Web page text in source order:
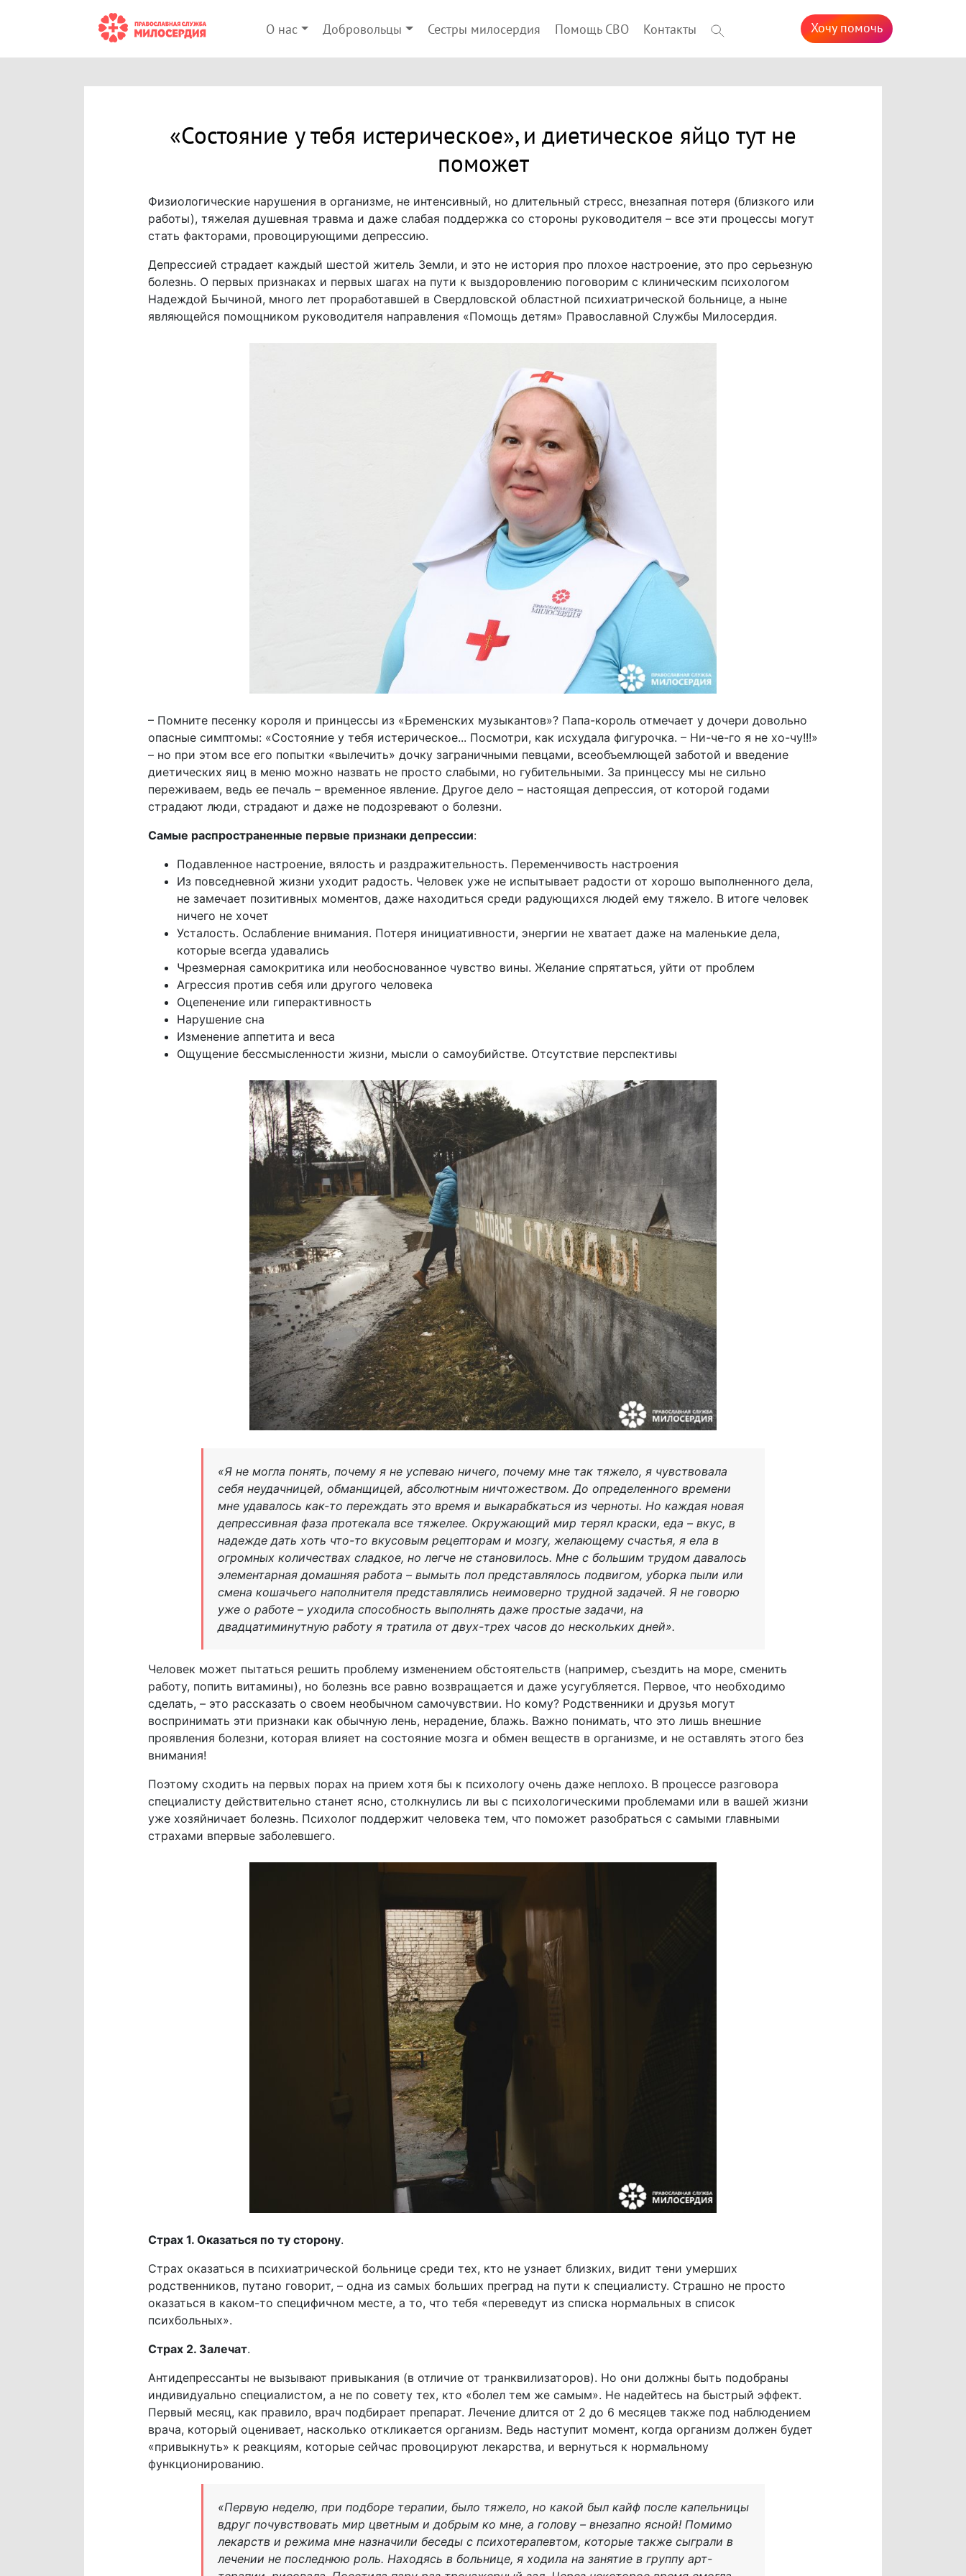
О нас Добровольцы Сестры милосердия Помощь СВО Контакты Хочу помочь
«Состояние у тебя истерическое», и диетическое яйцо тут не
поможет
Физиологические нарушения в организме, не интенсивный, но длительный стресс, внезапная потеря (близкого или
работы), тяжелая душевная травма и даже слабая поддержка со стороны руководителя – все эти процессы могут
стать факторами, провоцирующими депрессию.
Депрессией страдает каждый шестой житель Земли, и это не история про плохое настроение, это про серьезную
болезнь. О первых признаках и первых шагах на пути к выздоровлению поговорим с клиническим психологом
Надеждой Бычиной, много лет проработавшей в Свердловской областной психиатрической больнице, а ныне
являющейся помощником руководителя направления «Помощь детям» Православной Службы Милосердия.
– Помните песенку короля и принцессы из «Бременских музыкантов»? Папа-король отмечает у дочери довольно
опасные симптомы: «Состояние у тебя истерическое... Посмотри, как исхудала фигурочка. – Ни-че-го я не хо-чу!!!»
– но при этом все его попытки «вылечить» дочку заграничными певцами, всеобъемлющей заботой и введение
диетических яиц в меню можно назвать не просто слабыми, но губительными. За принцессу мы не сильно
переживаем, ведь ее печаль – временное явление. Другое дело – настоящая депрессия, от которой годами
страдают люди, страдают и даже не подозревают о болезни.
Самые распространенные первые признаки депрессии:
Подавленное настроение, вялость и раздражительность. Переменчивость настроения
Из повседневной жизни уходит радость. Человек уже не испытывает радости от хорошо выполненного дела,
не замечает позитивных моментов, даже находиться среди радующихся людей ему тяжело. В итоге человек
ничего не хочет
Усталость. Ослабление внимания. Потеря инициативности, энергии не хватает даже на маленькие дела,
которые всегда удавались
Чрезмерная самокритика или необоснованное чувство вины. Желание спрятаться, уйти от проблем
Агрессия против себя или другого человека
Оцепенение или гиперактивность
Нарушение сна
Изменение аппетита и веса
Ощущение бессмысленности жизни, мысли о самоубийстве. Отсутствие перспективы
«Я не могла понять, почему я не успеваю ничего, почему мне так тяжело, я чувствовала
себя неудачницей, обманщицей, абсолютным ничтожеством. До определенного времени
мне удавалось как-то переждать это время и выкарабкаться из черноты. Но каждая новая
депрессивная фаза протекала все тяжелее. Окружающий мир терял краски, еда – вкус, в
надежде дать хоть что-то вкусовым рецепторам и мозгу, желающему счастья, я ела в
огромных количествах сладкое, но легче не становилось. Мне с большим трудом давалось
элементарная домашняя работа – вымыть пол представлялось подвигом, уборка пыли или
смена кошачьего наполнителя представлялись неимоверно трудной задачей. Я не говорю
уже о работе – уходила способность выполнять даже простые задачи, на
двадцатиминутную работу я тратила от двух-трех часов до нескольких дней».
Человек может пытаться решить проблему изменением обстоятельств (например, съездить на море, сменить
работу, попить витамины), но болезнь все равно возвращается и даже усугубляется. Первое, что необходимо
сделать, – это рассказать о своем необычном самочувствии. Но кому? Родственники и друзья могут
воспринимать эти признаки как обычную лень, нерадение, блажь. Важно понимать, что это лишь внешние
проявления болезни, которая влияет на состояние мозга и обмен веществ в организме, и не оставлять этого без
внимания!
Поэтому сходить на первых порах на прием хотя бы к психологу очень даже неплохо. В процессе разговора
специалисту действительно станет ясно, столкнулись ли вы с психологическими проблемами или в вашей жизни
уже хозяйничает болезнь. Психолог поддержит человека тем, что поможет разобраться с самыми главными
страхами впервые заболевшего.
Страх 1. Оказаться по ту сторону.
Страх оказаться в психиатрической больнице среди тех, кто не узнает близких, видит тени умерших
родственников, путано говорит, – одна из самых больших преград на пути к специалисту. Страшно не просто
оказаться в каком-то специфичном месте, а то, что тебя «переведут из списка нормальных в список
психбольных».
Страх 2. Залечат.
Антидепрессанты не вызывают привыкания (в отличие от транквилизаторов). Но они должны быть подобраны
индивидуально специалистом, а не по совету тех, кто «болел тем же самым». Не надейтесь на быстрый эффект.
Первый месяц, как правило, врач подбирает препарат. Лечение длится от 2 до 6 месяцев также под наблюдением
врача, который оценивает, насколько откликается организм. Ведь наступит момент, когда организм должен будет
«привыкнуть» к реакциям, которые сейчас провоцируют лекарства, и вернуться к нормальному
функционированию.
«Первую неделю, при подборе терапии, было тяжело, но какой был кайф после капельницы
вдруг почувствовать мир цветным и добрым ко мне, а голову – внезапно ясной! Помимо
лекарств и режима мне назначили беседы с психотерапевтом, которые также сыграли в
лечении не последнюю роль. Находясь в больнице, я ходила на занятие в группу арт-